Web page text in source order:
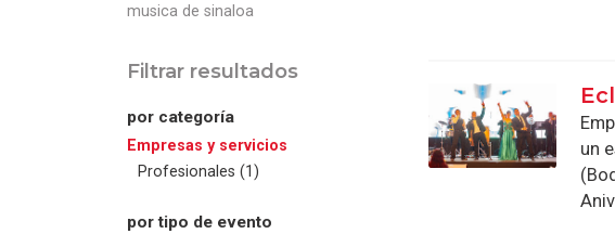
musica de sinaloa
Filtrar resultados
por categoría
Empresas y servicios
Profesionales (1)
por tipo de evento
un